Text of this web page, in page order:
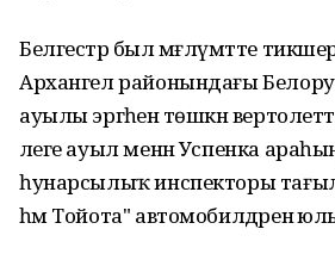
Белгестәр был мәғлүмәтте
Архангел районындағы
ауылы эргәһенә төшкән
әлеге ауыл менән Успенка
һунарсылыҡ инспекторы
һәм Тойота" автомобилдәренә